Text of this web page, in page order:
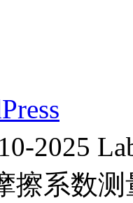
2025
擦系数